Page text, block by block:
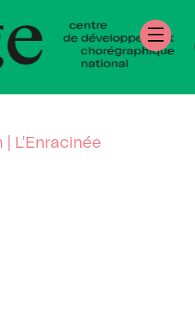
| L'Enracinée